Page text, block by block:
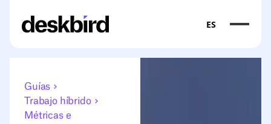
ES
Guías
Trabajo híbrido
Métricas e